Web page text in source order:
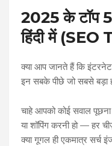
2025 के टॉप 5
हिंदी में (SEO
क्या आप जानते हैं कि इंटरनेट
इन सबके पीछे जो सबसे बड़ा
चाहे आपको कोई सवाल पूछना
या शॉपिंग करनी हो — हर
क्या गूगल ही एकमात्र